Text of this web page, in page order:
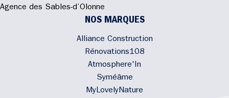
Agence des Sables-d’Olonne
NOS MARQUES
Alliance Construction
Rénovations108
Atmosphere'In
Syméâme
MyLovelyNature